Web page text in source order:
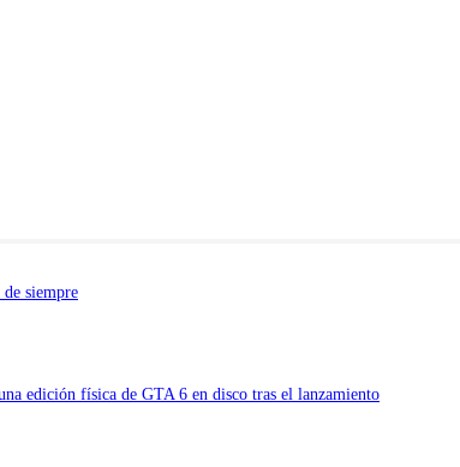
siempre
edición física de GTA 6 en disco tras el lanzamiento